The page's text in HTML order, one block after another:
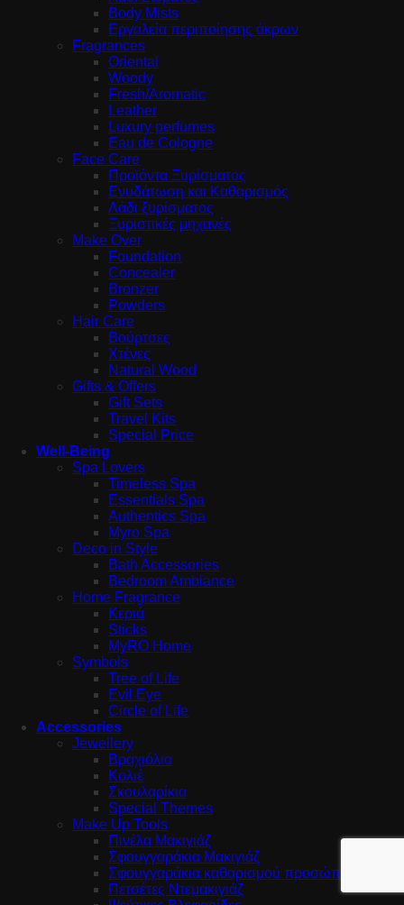
Body Mists
Εργαλεία περιποίησης άκρων
Fragrances
Oriental
Woody
Fresh/Aromatic
Leather
Luxury perfumes
Eau de Cologne
Face Care
Προϊόντα Ξυρίσματος
Ενυδάτωση και Καθαρισμός
Λάδι ξυρίσματος
Ξυριστικές μηχανές
Make Over
Foundation
Concealer
Bronzer
Powders
Hair Care
Βούρτσες
Χτένες
Natural Wood
Gifts & Offers
Gift Sets
Travel Kits
Special Price
Well-Being
Spa Lovers
Timeless Spa
Essentials Spa
Authentics Spa
Myro Spa
Deco in Style
Bath Accessories
Bedroom Ambiance
Home Fragrance
Κεριά
Sticks
MyRO Home
Symbols
Tree of Life
Evil Eye
Circle of Life
Accessories
Jewellery
Βραχιόλια
Κολιέ
Σκουλαρίκια
Special Themes
Make Up Tools
Πινέλα Μακιγιάζ
Σφουγγαράκια Μακιγιάζ
Σφουγγαράκια καθαρισμού προσώπου
Πετσέτες Ντεμακιγιάζ